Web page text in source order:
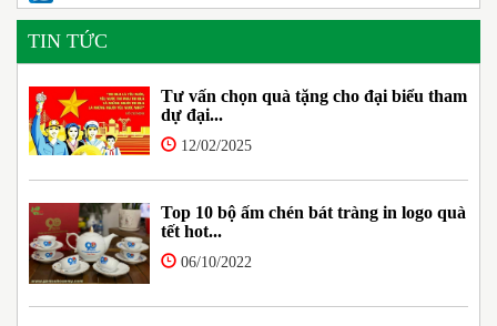
TIN TỨC
Tư vấn chọn quà tặng cho đại biểu tham
dự đại...
12/02/2025
Top 10 bộ ấm chén bát tràng in logo quà
tết hot...
06/10/2022